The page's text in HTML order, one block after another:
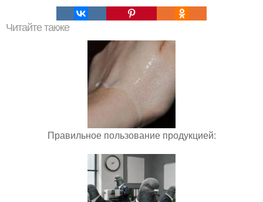
Читайте также
Правильное пользование продукцией: